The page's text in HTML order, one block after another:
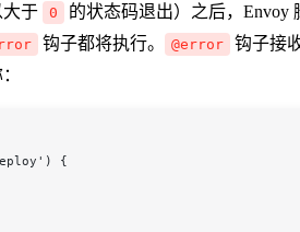
于 0
的状态码退出）之后，Envoy
钩子都将执行。 @error
钩子接
{